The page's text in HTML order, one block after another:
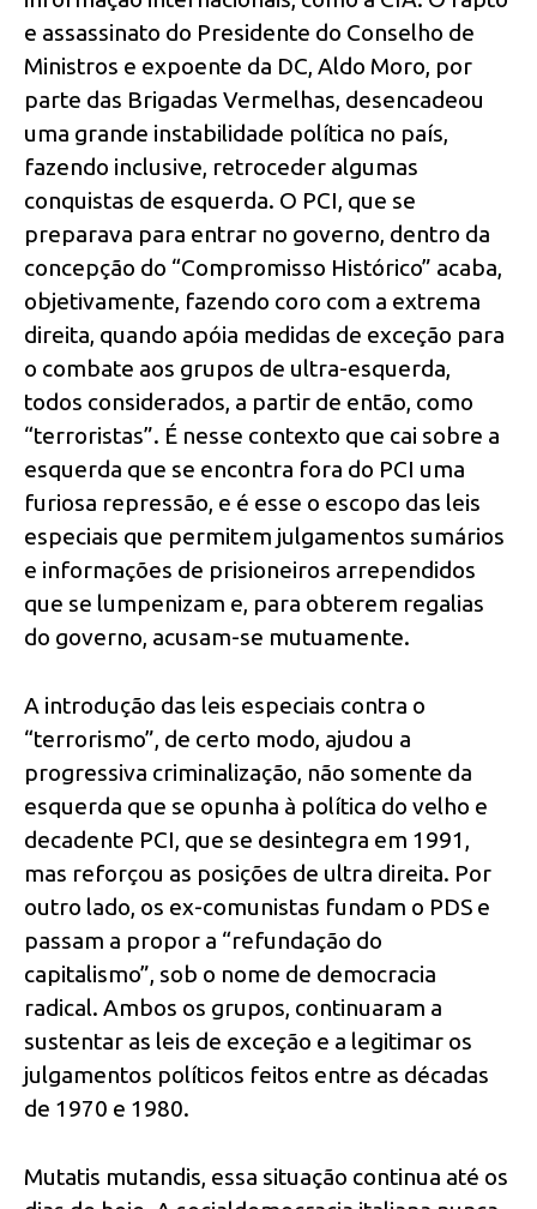
e assassinato do Presidente do Conselho de
Ministros e expoente da DC, Aldo Moro, por
parte das Brigadas Vermelhas, desencadeou
uma grande instabilidade política no país,
fazendo inclusive, retroceder algumas
conquistas de esquerda. O PCI, que se
preparava para entrar no governo, dentro da
concepção do “Compromisso Histórico” acaba,
objetivamente, fazendo coro com a extrema
direita, quando apóia medidas de exceção para
o combate aos grupos de ultra-esquerda,
todos considerados, a partir de então, como
“terroristas”. É nesse contexto que cai sobre a
esquerda que se encontra fora do PCI uma
furiosa repressão, e é esse o escopo das leis
especiais que permitem julgamentos sumários
e informações de prisioneiros arrependidos
que se lumpenizam e, para obterem regalias
do governo, acusam-se mutuamente.
A introdução das leis especiais contra o
“terrorismo”, de certo modo, ajudou a
progressiva criminalização, não somente da
esquerda que se opunha à política do velho e
decadente PCI, que se desintegra em 1991,
mas reforçou as posições de ultra direita. Por
outro lado, os ex-comunistas fundam o PDS e
passam a propor a “refundação do
capitalismo”, sob o nome de democracia
radical. Ambos os grupos, continuaram a
sustentar as leis de exceção e a legitimar os
julgamentos políticos feitos entre as décadas
de 1970 e 1980.
Mutatis mutandis, essa situação continua até os